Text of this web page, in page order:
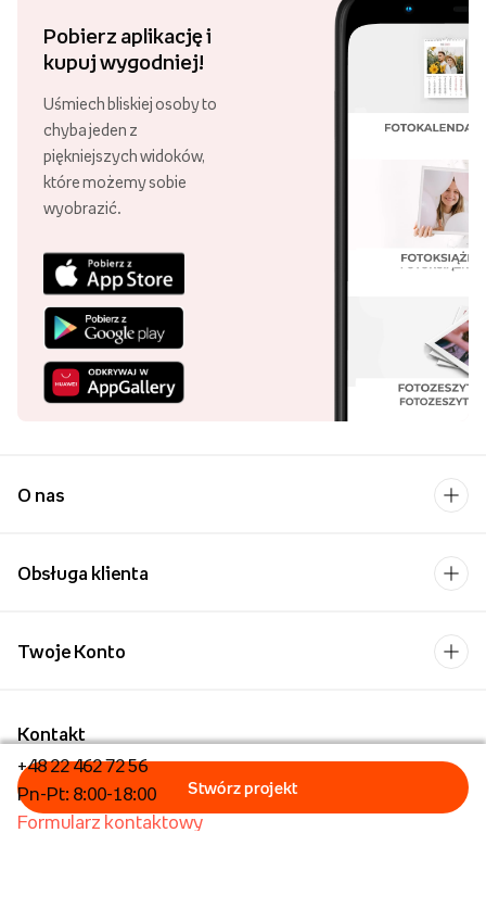
Pobierz aplikację i
kupuj wygodniej!
Uśmiech bliskiej osoby to
chyba jeden z
piękniejszych widoków,
które możemy sobie
wyobrazić.
O nas
Obsługa klienta
Kontakt
+48 22 462 72 56
Pn-Pt: 8:00-18:00
Formularz kontaktowy
Twoje Konto